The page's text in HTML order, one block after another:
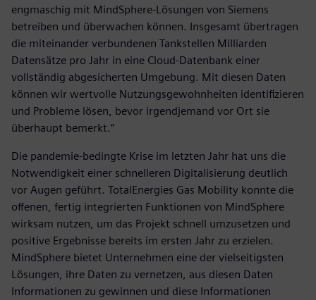
engmaschig mit MindSphere-Lösungen von Siemens
betreiben und überwachen können. Insgesamt übertragen
die miteinander verbundenen Tankstellen Milliarden
Datensätze pro Jahr in eine Cloud-Datenbank einer
vollständig abgesicherten Umgebung. Mit diesen Daten
können wir wertvolle Nutzungsgewohnheiten identifizieren
und Probleme lösen, bevor irgendjemand vor Ort sie
überhaupt bemerkt.“
Die pandemie-bedingte Krise im letzten Jahr hat uns die
Notwendigkeit einer schnelleren Digitalisierung deutlich
vor Augen geführt. TotalEnergies Gas Mobility konnte die
offenen, fertig integrierten Funktionen von MindSphere
wirksam nutzen, um das Projekt schnell umzusetzen und
positive Ergebnisse bereits im ersten Jahr zu erzielen.
MindSphere bietet Unternehmen eine der vielseitigsten
Lösungen, ihre Daten zu vernetzen, aus diesen Daten
Informationen zu gewinnen und diese Informationen